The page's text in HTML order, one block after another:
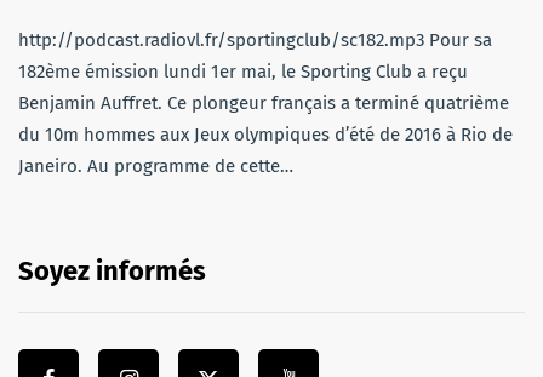
http://podcast.radiovl.fr/sportingclub/sc182.mp3 Pour sa
182ème émission lundi 1er mai, le Sporting Club a reçu
Benjamin Auffret. Ce plongeur français a terminé quatrième
du 10m hommes aux Jeux olympiques d’été de 2016 à Rio de
Janeiro. Au programme de cette…
Soyez informés